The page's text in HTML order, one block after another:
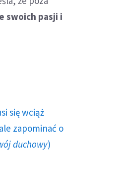
swoich pasji i
się wciąż
zapominać o
duchowy)